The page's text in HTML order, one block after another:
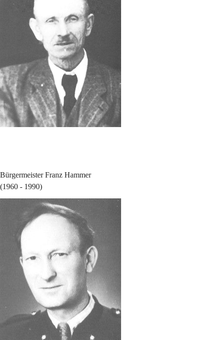
Bürgermeister Franz Hammer
(1960 - 1990)